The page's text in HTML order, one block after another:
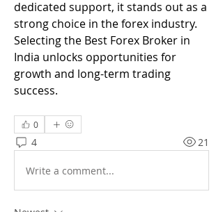
dedicated support, it stands out as a
strong choice in the forex industry.
Selecting the Best Forex Broker in
India unlocks opportunities for
growth and long-term trading
success.
0
4 21
Write a comment...